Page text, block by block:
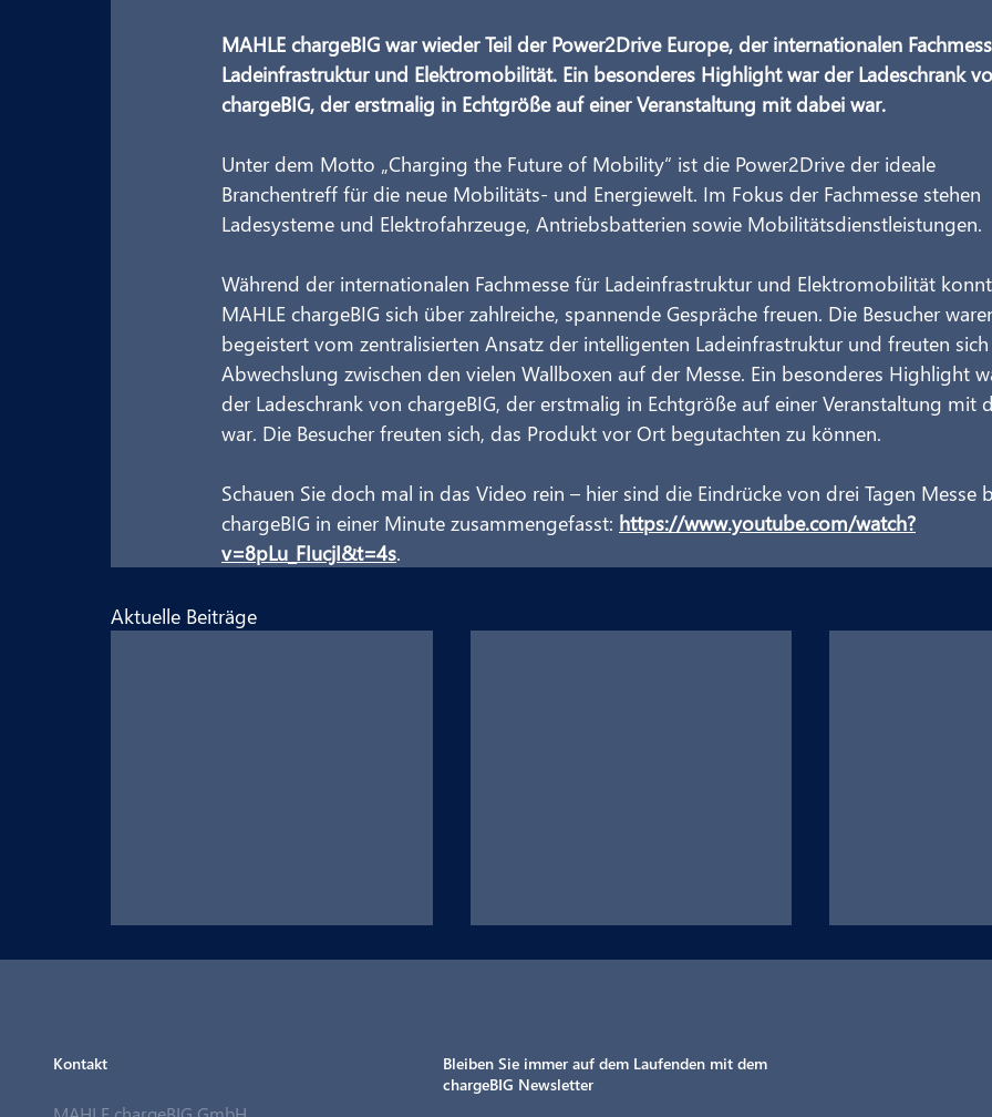
MAHLE chargeBIG war wieder Teil der Power2Drive Europe, der internationalen
Ladeinfrastruktur und Elektromobilität. Ein besonderes Highlight war der Ladeschrank
chargeBIG, der erstmalig in Echtgröße auf einer Veranstaltung mit dabei war.
Unter dem Motto „Charging the Future of Mobility“ ist die Power2Drive der ideale
Branchentreff für die neue Mobilitäts- und Energiewelt. Im Fokus der Fachmesse stehen
Ladesysteme und Elektrofahrzeuge, Antriebsbatterien sowie Mobilitätsdienstleistungen.
Während der internationalen Fachmesse für Ladeinfrastruktur und Elektromobilität
MAHLE chargeBIG sich über zahlreiche, spannende Gespräche freuen. Die Besucher
begeistert vom zentralisierten Ansatz der intelligenten Ladeinfrastruktur und freuten
Abwechslung zwischen den vielen Wallboxen auf der Messe. Ein besonderes Highlight
der Ladeschrank von chargeBIG, der erstmalig in Echtgröße auf einer Veranstaltung mit
war. Die Besucher freuten sich, das Produkt vor Ort begutachten zu können.
Schauen Sie doch mal in das Video rein – hier sind die Eindrücke von drei Tagen Messe
chargeBIG in einer Minute zusammengefasst: https://www.youtube.com/watch?
v=8pLu_FIucjI&t=4s.
Aktuelle Beiträge
Kontakt
Bleiben Sie immer auf dem Laufenden mit dem
chargeBIG Newsletter